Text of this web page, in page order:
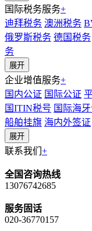
国际税务服务+
迪拜税务 澳洲税务
俄罗斯税务 德国税务
务
展开
企业增值服务+
国内公证 国际公证
国ITIN税号 国际海
船舶挂旗 海内外签证
展开
联系我们 +
全国咨询热线
13076742685
服务固话
020-36770157